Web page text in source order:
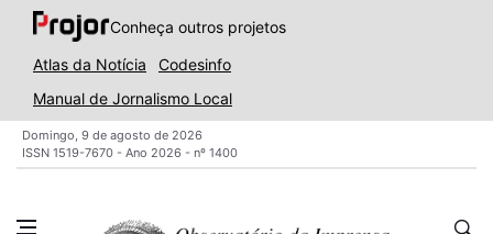
Conheça outros projetos
Atlas da Notícia
Codesinfo
Manual de Jornalismo Local
Domingo, 9 de agosto de 2026
ISSN 1519-7670 - Ano 2026 - nº 1400